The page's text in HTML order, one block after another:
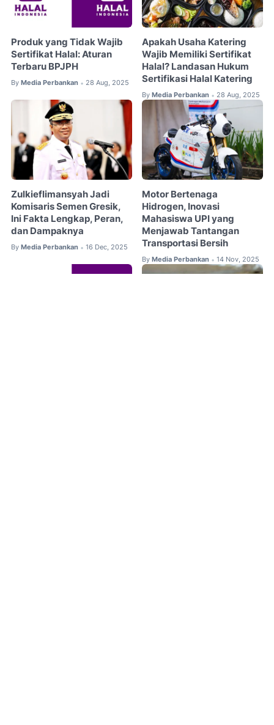
Produk yang Tidak Wajib
Sertifikat Halal: Aturan
Terbaru BPJPH
By Media Perbankan • 28 Aug, 2025
Apakah Usaha Katering
Wajib Memiliki Sertifikat
Halal? Landasan Hukum
Sertifikasi Halal Katering
By Media Perbankan • 28 Aug, 2025
Zulkieflimansyah Jadi
Komisaris Semen Gresik,
Ini Fakta Lengkap, Peran,
dan Dampaknya
By Media Perbankan • 16 Dec, 2025
Motor Bertenaga
Hidrogen, Inovasi
Mahasiswa UPI yang
Menjawab Tantangan
Transportasi Bersih
By Media Perbankan • 14 Nov, 2025